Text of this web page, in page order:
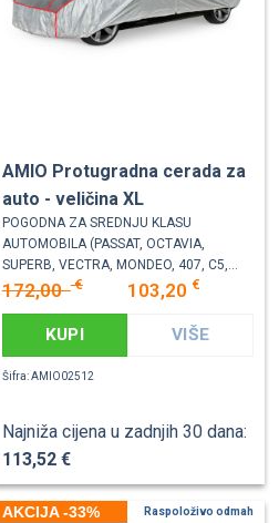
AMIO Protugradna cerada za
auto - veličina XL
POGODNA ZA SREDNJU KLASU
AUTOMOBILA (PASSAT, OCTAVIA,
SUPERB, VECTRA, MONDEO, 407, C5,...
172,00€ 103,20 €
KUPI VIŠE
Šifra: AMIO02512
Najniža cijena u zadnjih 30 dana:
113,52 €
AKCIJA -33% Raspoloživo odmah